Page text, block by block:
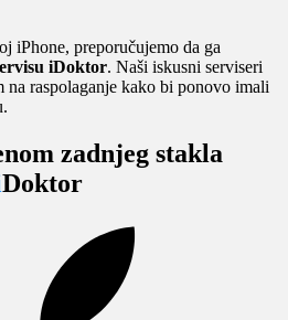
iPhone, preporučujemo da ga
iDoktor. Naši iskusni serviseri
na raspolaganje kako bi ponovo imali
zadnjeg stakla
Doktor